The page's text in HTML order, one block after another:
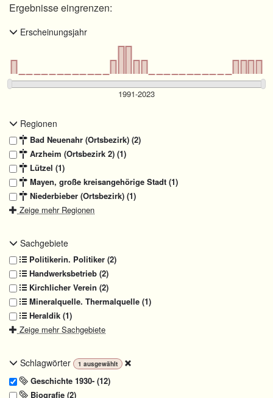
Ergebnisse eingrenzen:
Erscheinungsjahr
Regionen
Bad Neuenahr (Ortsbezirk) (2)
Arzheim (Ortsbezirk 2) (1)
Lützel (1)
Mayen, große kreisangehörige Stadt (1)
Niederbieber (Ortsbezirk) (1)
Zeige mehr Regionen
Sachgebiete
Politikerin. Politiker (2)
Handwerksbetrieb (2)
Kirchlicher Verein (2)
Mineralquelle. Thermalquelle (1)
Heraldik (1)
Zeige mehr Sachgebiete
Schlagwörter 1 ausgewählt
Geschichte 1930- (12)
Biografie (2)